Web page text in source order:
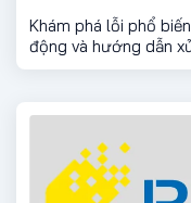
Khám phá lỗi phổ
động và hướng dẫn
gián đoạn sản xuất.